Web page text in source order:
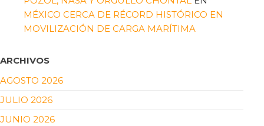
MÉXICO CERCA DE RÉCORD HISTÓRICO EN
MOVILIZACIÓN DE CARGA MARÍTIMA
ARCHIVOS
AGOSTO 2026
JULIO 2026
JUNIO 2026